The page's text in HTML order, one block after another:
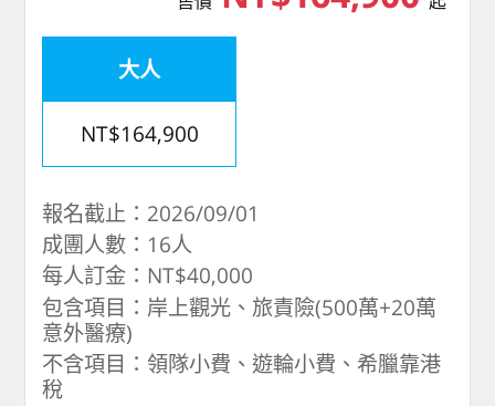
大人
NT$164,900
報名截止：2026/09/01
成團人數：16人
每人訂金：NT$40,000
包含項目：岸上觀光、旅責險(500萬+20萬
意外醫療)
不含項目：領隊小費、遊輪小費、希臘靠港
稅